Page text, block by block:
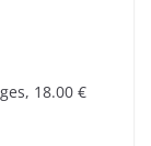
18.00 €